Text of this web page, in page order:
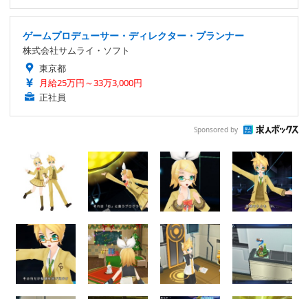
ゲームプロデューサー・ディレクター・プランナー
株式会社サムライ・ソフト
東京都
月給25万円～33万3,000円
正社員
Sponsored by